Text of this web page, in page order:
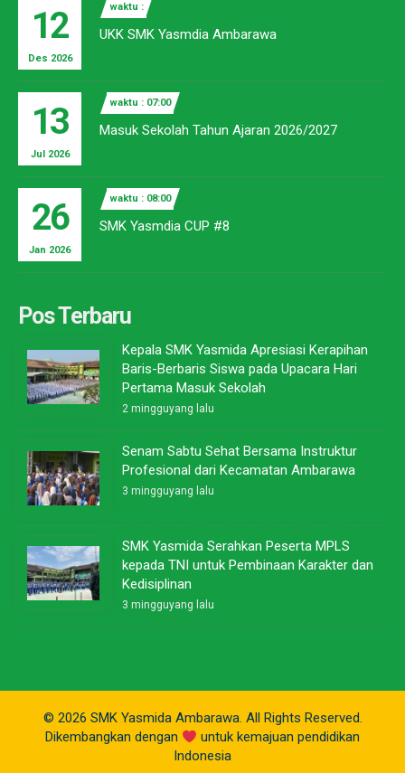
12
Des 2026
waktu :
UKK SMK Yasmdia Ambarawa
13
Jul 2026
waktu : 07:00
Masuk Sekolah Tahun Ajaran 2026/2027
26
Jan 2026
waktu : 08:00
SMK Yasmdia CUP #8
Pos Terbaru
Kepala SMK Yasmida Apresiasi Kerapihan
Baris-Berbaris Siswa pada Upacara Hari
Pertama Masuk Sekolah
2 mingguyang lalu
Senam Sabtu Sehat Bersama Instruktur
Profesional dari Kecamatan Ambarawa
3 mingguyang lalu
SMK Yasmida Serahkan Peserta MPLS
kepada TNI untuk Pembinaan Karakter dan
Kedisiplinan
3 mingguyang lalu
© 2026 SMK Yasmida Ambarawa. All Rights Reserved.
Dikembangkan dengan
untuk kemajuan pendidikan
Indonesia